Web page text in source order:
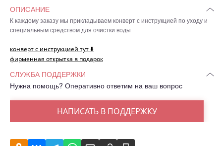
ОПИСАНИЕ
К каждому заказу мы прикладываем конверт с инструкцией по уходу и
специальным средством для очистки воды
конверт с инструкцией тут ⬇️
фирменная открытка в подарок
СЛУЖБА ПОДДЕРЖКИ
Нужна помощь? Оперативно ответим на ваш вопрос
НАПИСАТЬ В ПОДДЕРЖКУ